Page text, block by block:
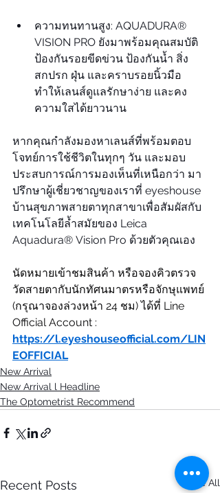
ความทนทานสูง: AQUADURA®
VISION PRO ยังมาพร้อมคุณสมบัติ
ป้องกันรอยขีดข่วน ป้องกันน้ำ สิ่ง
สกปรก ฝุ่น และคราบรอยนิ้วมือ
ทำให้เลนส์ดูแลรักษาง่าย และคง
ความใสได้ยาวนาน
หากคุณกำลังมองหาเลนส์ที่พร้อมตอบ
โจทย์การใช้ชีวิตในทุกๆ วัน และมอบ
ประสบการณ์การมองเห็นที่เหนือกว่า มา
ปรึกษาผู้เชี่ยวชาญของเราที่ eyeshouse
บ้านสุขภาพสายตาทุกสาขาเพื่อสัมผัสกับ
เทคโนโลยีล้ำสมัยของ Leica
Aquadura® Vision Pro ด้วยตัวคุณเอง
นัดหมายเข้าชมสินค้า หรือจองคิวตรวจ
วัดสายตากับนักทัศนมาตรหรือจักษุแพทย์
(กรุณาจองล่วงหน้า 24 ชม) ได้ที่ Line
Official Account :
https://l.eyeshouseofficial.com/LIN
EOFFICIAL
New Arrival
New Arrival l Headline
The Optometrist Recommend
Recent Posts See All